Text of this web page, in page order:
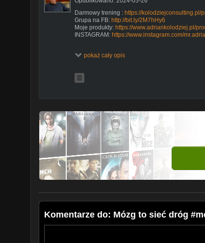
Darmowy trening : https://kolodziejconsulting.pl/
Grupa na FB: http://bit.ly/2M7hHy6
Moje produkty: https://www.adriankolodziej.pl/
INSTAGRAM: https://www.instagram.com/
pokaż cały opis
Komentarze do: Mózg to sieć dróg